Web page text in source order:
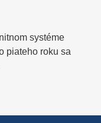
systéme
piateho roku sa